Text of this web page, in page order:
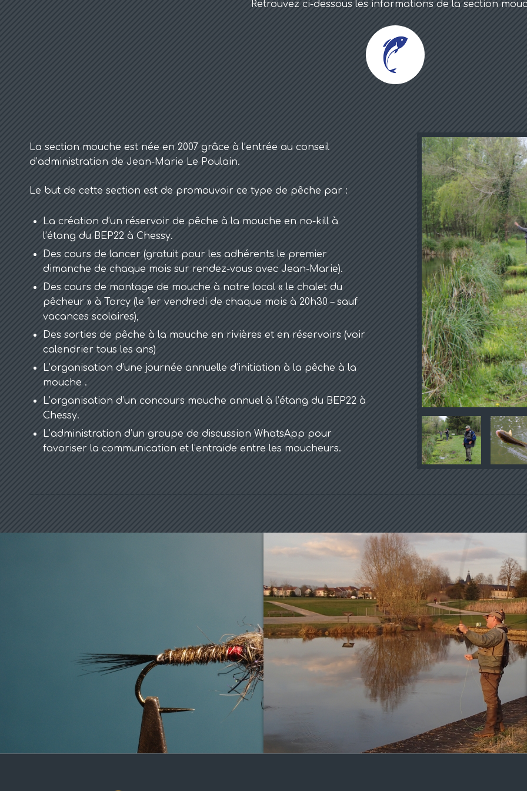
Retrouvez ci-dessous les informations de la section
La section mouche est née en 2007 grâce à l’entrée au conseil
d’administration de Jean-Marie Le Poulain.
Le but de cette section est de promouvoir ce type de pêche par :
La création d’un réservoir de pêche à la mouche en no-kill à
l’étang du BEP22 à Chessy.
Des cours de lancer (gratuit pour les adhérents le premier
dimanche de chaque mois sur rendez-vous avec Jean-Marie).
Des cours de montage de mouche à notre local « le chalet du
pêcheur » à Torcy (le 1er vendredi de chaque mois à 20h30 – sauf
vacances scolaires),
Des sorties de pêche à la mouche en rivières et en réservoirs (voir
calendrier tous les ans)
L’organisation d’une journée annuelle d’initiation à la pêche à la
mouche .
L’organisation d’un concours mouche annuel à l’étang du BEP22 à
Chessy.
L’administration d’un groupe de discussion WhatsApp pour
favoriser la communication et l’entraide entre les moucheurs.